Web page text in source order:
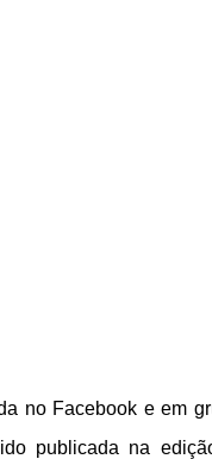
no Facebook e em
publicada na